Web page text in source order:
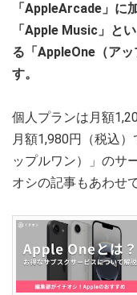
「AppleArcade」に
「Apple Music」と
る「AppleOne（ア
す。
個人プランは月額
月額1,980円（税込
ップルワン）」のサ
オシの記事もあわせ